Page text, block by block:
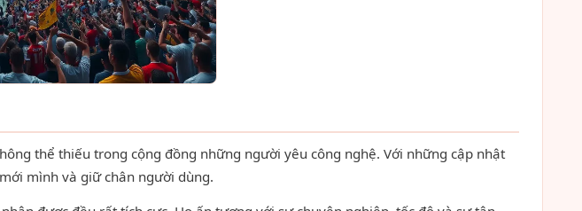
thể thiếu trong cộng đồng những người yêu công nghệ. Với những cập nhật
mình và giữ chân người dùng.